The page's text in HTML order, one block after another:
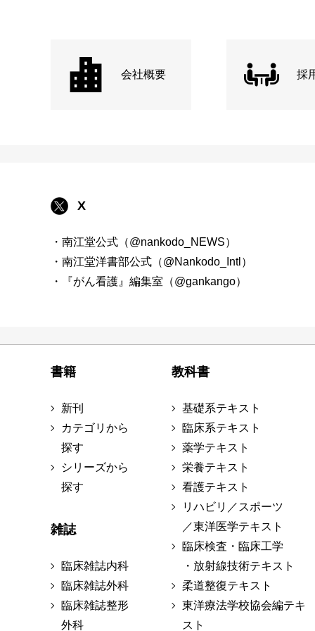
会社概要 採
X
・南江堂公式（@nankodo_NEWS）
・南江堂洋書部公式（@Nankodo_Intl）
・『がん看護』編集室（@gankango）
書籍
新刊
カテゴリから
探す
シリーズから
探す
雑誌
臨床雑誌内科
臨床雑誌外科
臨床雑誌整形
外科
教科書
基礎系テキスト
臨床系テキスト
薬学テキスト
栄養テキスト
看護テキスト
リハビリ／スポーツ
／東洋医学テキスト
臨床検査・臨床工学
・放射線技術テキスト
柔道整復テキスト
東洋療法学校協会編テキ
スト